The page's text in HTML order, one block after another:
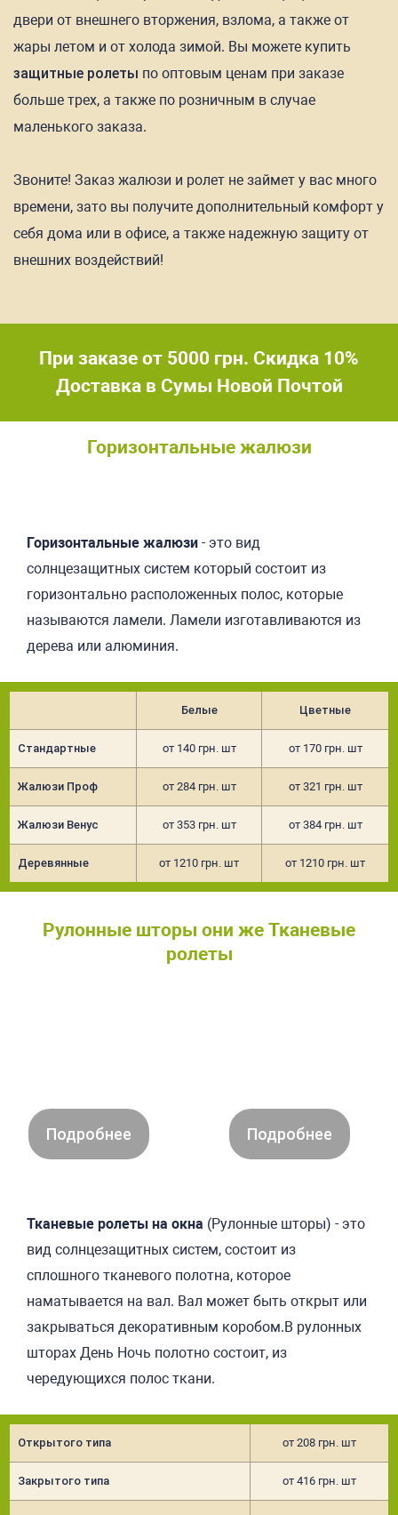
двери от внешнего вторжения, взлома, а также от
жары летом и от холода зимой. Вы можете купить
защитные ролеты по оптовым ценам при заказе
больше трех, а также по розничным в случае
маленького заказа.
Звоните! Заказ жалюзи и ролет не займет у вас много
времени, зато вы получите дополнительный комфорт у
себя дома или в офисе, а также надежную защиту от
внешних воздействий!
При заказе от 5000 грн. Скидка 10%
Доставка в Сумы Новой Почтой
Горизонтальные жалюзи
Подробнее
Горизонтальные жалюзи - это вид
солнцезащитных систем который состоит из
горизонтально расположенных полос, которые
называются ламели. Ламели изготавливаются из
дерева или алюминия.
Белые Цветные
Стандартные от 140 грн. шт от 170 грн. шт
Жалюзи Проф от 284 грн. шт от 321 грн. шт
Жалюзи Венус от 353 грн. шт от 384 грн. шт
Деревянные от 1210 грн. шт от 1210 грн. шт
Рулонные шторы они же Тканевые
ролеты
Подробнее Подробнее
Тканевые ролеты на окна (Рулонные шторы) - это
вид солнцезащитных систем, состоит из
сплошного тканевого полотна, которое
наматывается на вал. Вал может быть открыт или
закрываться декоративным коробом.В рулонных
шторах День Ночь полотно состоит, из
чередующихся полос ткани.
Открытого типа от 208 грн. шт
Закрытого типа от 416 грн. шт